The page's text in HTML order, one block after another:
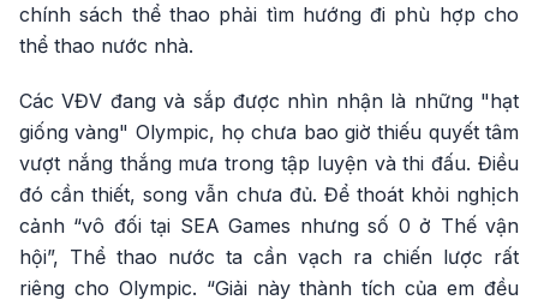
chính sách thể thao phải tìm hướng đi phù hợp cho
thể thao nước nhà.
Các VĐV đang và sắp được nhìn nhận là những "hạt
giống vàng" Olympic, họ chưa bao giờ thiếu quyết tâm
vượt nắng thắng mưa trong tập luyện và thi đấu. Điều
đó cần thiết, song vẫn chưa đủ. Để thoát khỏi nghịch
cảnh “vô đối tại SEA Games nhưng số 0 ở Thế vận
hội”, Thể thao nước ta cần vạch ra chiến lược rất
riêng cho Olympic. “Giải này thành tích của em đều